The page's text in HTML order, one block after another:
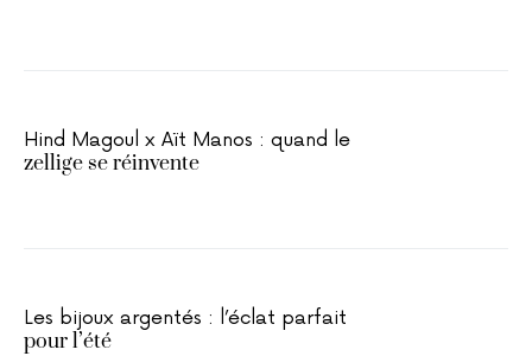
Hind Magoul x Aït Manos : quand le
zellige se réinvente
Les bijoux argentés : l’éclat parfait
pour l’été